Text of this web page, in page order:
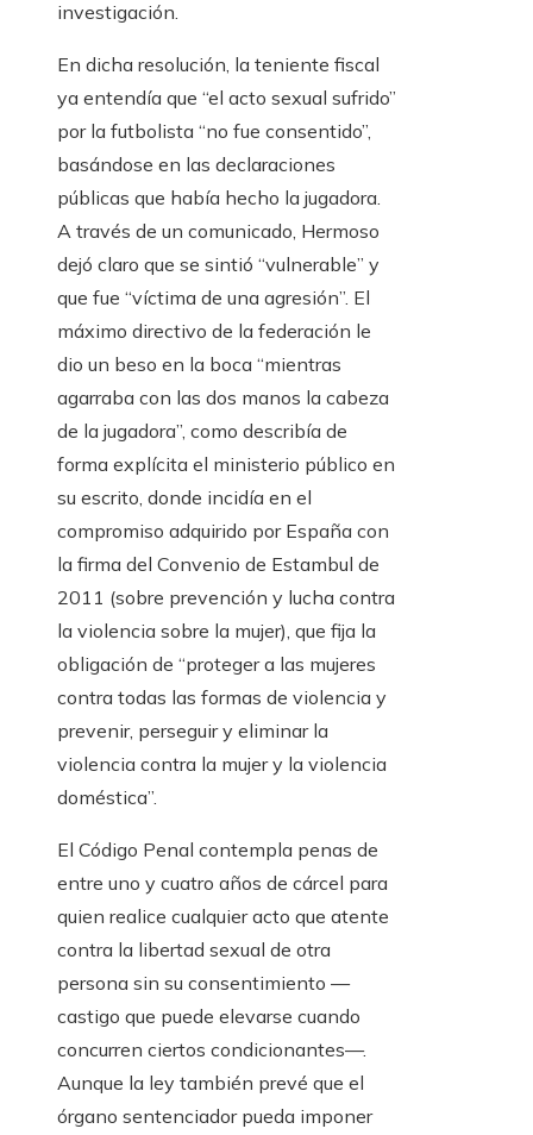
investigación.
En dicha resolución, la teniente fiscal
ya entendía que “el acto sexual sufrido”
por la futbolista “no fue consentido”,
basándose en las declaraciones
públicas que había hecho la jugadora.
A través de un comunicado, Hermoso
dejó claro que se sintió “vulnerable” y
que fue “víctima de una agresión”. El
máximo directivo de la federación le
dio un beso en la boca “mientras
agarraba con las dos manos la cabeza
de la jugadora”, como describía de
forma explícita el ministerio público en
su escrito, donde incidía en el
compromiso adquirido por España con
la firma del Convenio de Estambul de
2011 (sobre prevención y lucha contra
la violencia sobre la mujer), que fija la
obligación de “proteger a las mujeres
contra todas las formas de violencia y
prevenir, perseguir y eliminar la
violencia contra la mujer y la violencia
doméstica”.
El Código Penal contempla penas de
entre uno y cuatro años de cárcel para
quien realice cualquier acto que atente
contra la libertad sexual de otra
persona sin su consentimiento —
castigo que puede elevarse cuando
concurren ciertos condicionantes—.
Aunque la ley también prevé que el
órgano sentenciador pueda imponer